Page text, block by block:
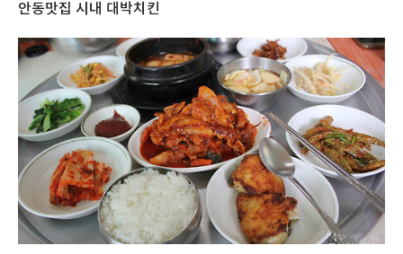
안동맛집 시내 대박치킨